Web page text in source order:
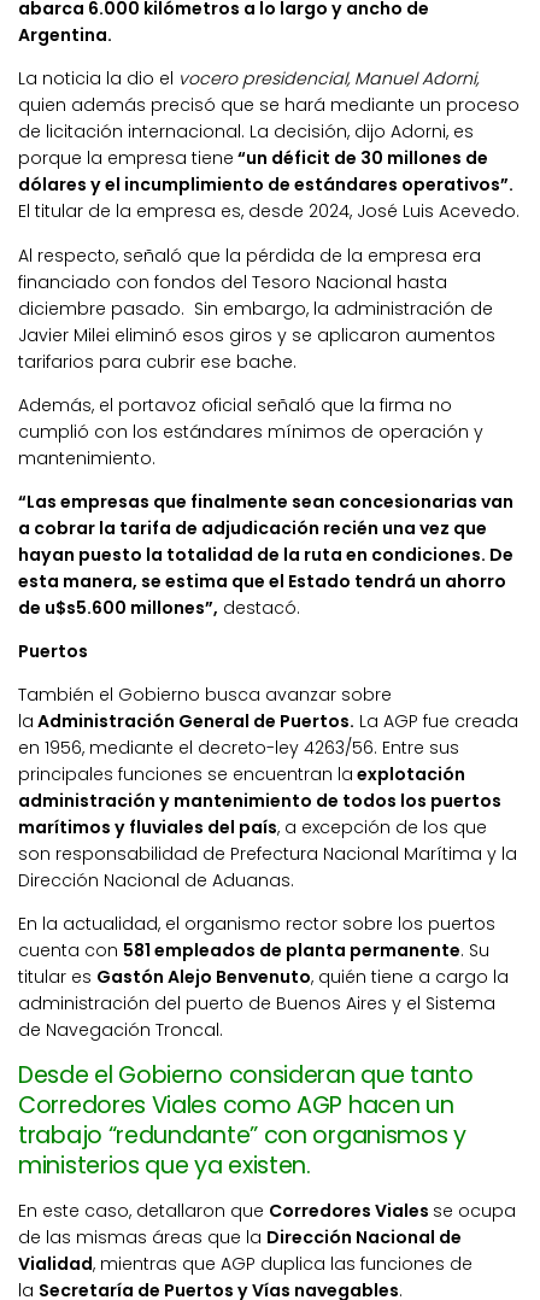
abarca 6.000 kilómetros a lo largo y ancho de
Argentina.
La noticia la dio el vocero presidencial, Manuel Adorni,
quien además precisó que se hará mediante un proceso
de licitación internacional. La decisión, dijo Adorni, es
porque la empresa tiene “un déficit de 30 millones de
dólares y el incumplimiento de estándares operativos”.
El titular de la empresa es, desde 2024, José Luis Acevedo.
Al respecto, señaló que la pérdida de la empresa era
financiado con fondos del Tesoro Nacional hasta
diciembre pasado. Sin embargo, la administración de
Javier Milei eliminó esos giros y se aplicaron aumentos
tarifarios para cubrir ese bache.
Además, el portavoz oficial señaló que la firma no
cumplió con los estándares mínimos de operación y
mantenimiento.
“Las empresas que finalmente sean concesionarias van
a cobrar la tarifa de adjudicación recién una vez que
hayan puesto la totalidad de la ruta en condiciones. De
esta manera, se estima que el Estado tendrá un ahorro
de u$s5.600 millones”, destacó.
Puertos
También el Gobierno busca avanzar sobre
la Administración General de Puertos. La AGP fue creada
en 1956, mediante el decreto-ley 4263/56. Entre sus
principales funciones se encuentran la explotación
administración y mantenimiento de todos los puertos
marítimos y fluviales del país, a excepción de los que
son responsabilidad de Prefectura Nacional Marítima y la
Dirección Nacional de Aduanas.
En la actualidad, el organismo rector sobre los puertos
cuenta con 581 empleados de planta permanente. Su
titular es Gastón Alejo Benvenuto, quién tiene a cargo la
administración del puerto de Buenos Aires y el Sistema
de Navegación Troncal.
Desde el Gobierno consideran que tanto
Corredores Viales como AGP hacen un
trabajo “redundante” con organismos y
ministerios que ya existen.
En este caso, detallaron que Corredores Viales se ocupa
de las mismas áreas que la Dirección Nacional de
Vialidad, mientras que AGP duplica las funciones de
la Secretaría de Puertos y Vías navegables.